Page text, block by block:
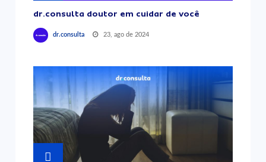
dr.consulta doutor em cuidar de você
dr.consulta 23, ago de 2024